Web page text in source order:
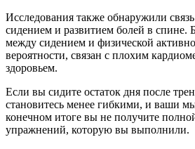
Исследования также обнаружили
сидением и развитием болей в спине.
между сидением и физической
вероятности, связан с плохим
здоровьем.
Если вы сидите остаток дня после
становитесь менее гибкими, и ваши
конечном итоге вы не получите
упражнений, которую вы выполнили.